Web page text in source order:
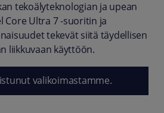
tekoälyteknologian ja upean
Core Ultra 7 -suoritin ja
tekevät siitä täydellisen
liikkuvaan käyttöön.
valikoimastamme.